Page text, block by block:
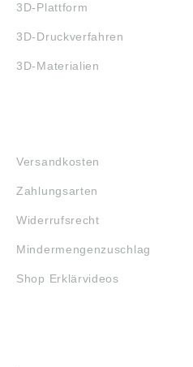
3D-Plattform
3D-Druckverfahren
3D-Materialien
Versandkosten
Zahlungsarten
Widerrufsrecht
Mindermengenzuschlag
Shop Erklärvideos